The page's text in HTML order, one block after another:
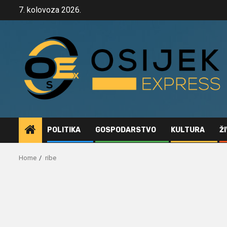
7. kolovoza 2026.
POLITIKA GOSPODARSTVO KULTURA
Home ribe